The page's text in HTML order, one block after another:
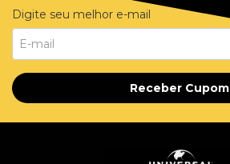
Digite seu melhor e-mail
Receber Cupom